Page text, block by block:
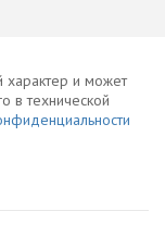
характер и может
в технической